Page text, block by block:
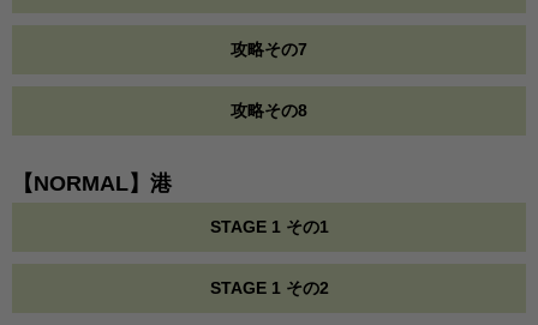
攻略その7
攻略その8
【NORMAL】港
STAGE 1 その1
STAGE 1 その2